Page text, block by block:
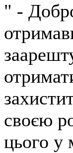
" -
своєю
цього у